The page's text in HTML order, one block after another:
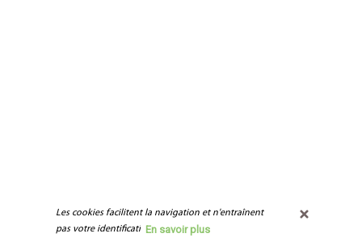
Les cookies facilitent la navigation et n'entraînent
pas votre identification.En savoir plus